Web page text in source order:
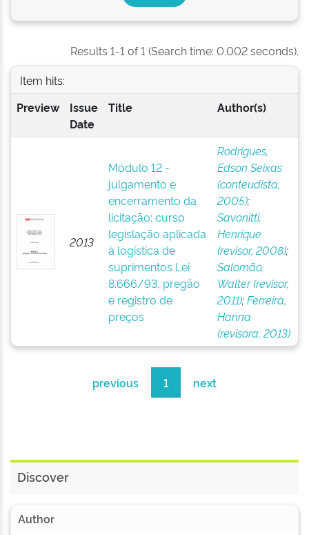
Results 1-1 of 1 (Search time: 0.002 seconds).
Item hits:
Preview
Issue
Date
Title Author(s)
2013
Módulo 12 -
julgamento e
encerramento da
licitação: curso
legislação aplicada
à logística de
suprimentos Lei
8.666/93, pregão
e registro de
preços
Rodrigues,
Edson Seixas
(conteudista,
2005);
Savonitti,
Henrique
(revisor, 2008);
Salomão,
Walter (revisor,
2011);Ferreira,
Hanna
(revisora, 2013)
previous 1 next
Discover
Author